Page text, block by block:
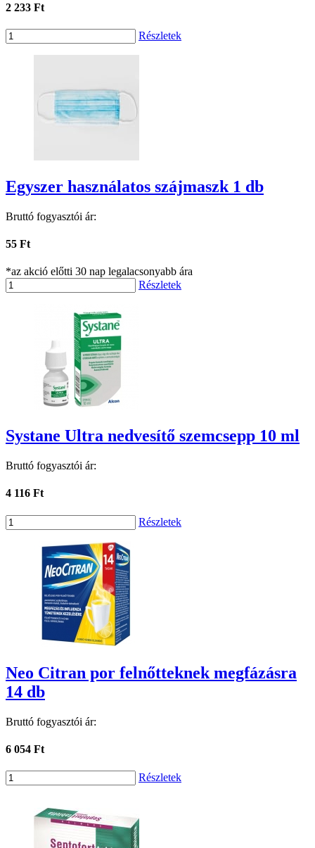
2 233 Ft
Részletek
Egyszer használatos szájmaszk 1 db
Bruttó fogyasztói ár:
55 Ft
*az akció előtti 30 nap legalacsonyabb ára
Részletek
Systane Ultra nedvesítő szemcsepp 10 ml
Bruttó fogyasztói ár:
4 116 Ft
Részletek
Neo Citran por felnőtteknek megfázásra
14 db
Bruttó fogyasztói ár:
6 054 Ft
Részletek